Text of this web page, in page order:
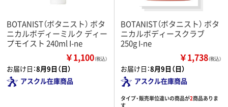
BOTANIST（ボタニスト） ボタ
ニカルボディーミルク ディー
プモイスト 240ml I-ne
￥1,100（税込）
お届け日：8月9日（日）
アスクル在庫商品
BOTANIST（ボタニスト） ボタ
ニカルボディースクラブ
250g I-ne
￥1,738（税込）
お届け日：8月9日（日）
アスクル在庫商品
タイプ・販売単位違いの商品が2商品ありま
す